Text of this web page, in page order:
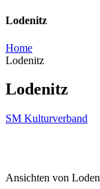
Lodenitz
Home
Lodenitz
Lodenitz
SM Kulturverband
Ansichten von